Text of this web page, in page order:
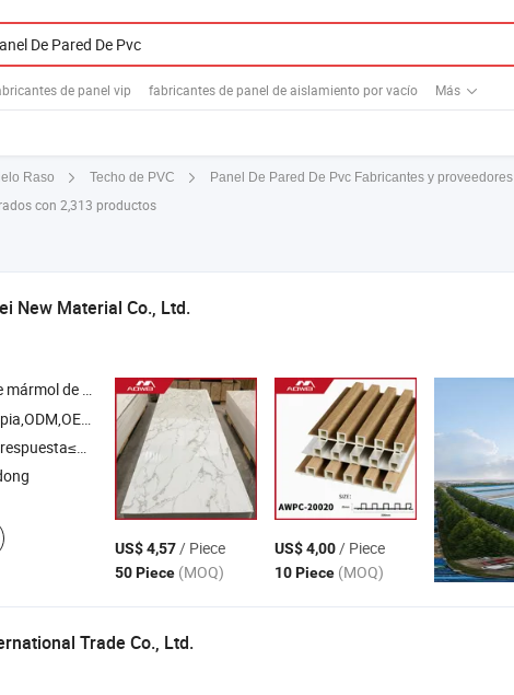
de panel vip fabricantes de panel de aislamiento por vacío Más
Raso Techo de PVC Panel De Pared De Pvc Fabricantes y proveedores
con 2,313 productos
New Material Co., Ltd.
mármol de PVC ,panelde pared dePVC ,panelde pared de WPC ,
US$ 4,57/ Piece
50 Piece (MOQ)
US$ 4,00/ Piece
10 Piece (MOQ)
Trade Co., Ltd.